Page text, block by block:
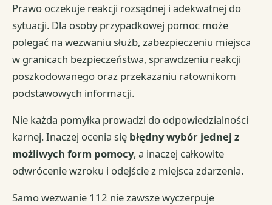
Prawo oczekuje reakcji rozsądnej i adekwatnej do
sytuacji. Dla osoby przypadkowej pomoc może
polegać na wezwaniu służb, zabezpieczeniu miejsca
w granicach bezpieczeństwa, sprawdzeniu reakcji
poszkodowanego oraz przekazaniu ratownikom
podstawowych informacji.
Nie każda pomyłka prowadzi do odpowiedzialności
karnej. Inaczej ocenia się błędny wybór jednej z
możliwych form pomocy, a inaczej całkowite
odwrócenie wzroku i odejście z miejsca zdarzenia.
Samo wezwanie 112 nie zawsze wyczerpuje